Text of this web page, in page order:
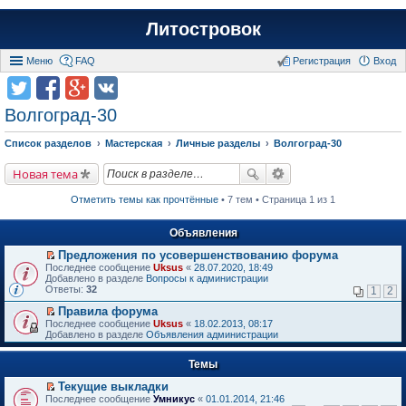
Литостровок
Меню FAQ Вход
Регистрация
Волгоград-30
Список разделов Мастерская Личные разделы Волгоград-30
Новая тема
Отметить темы как прочтённые • 7 тем • Страница 1 из 1
Объявления
П
е
р
й
т
и
к
п
в
о
Предложения по усовершенствованию форума
Последнее сообщение Uksus « 28.07.2020, 18:49
Добавлено в разделе Вопросы к администрации
Ответы: 32 1 2
П
е
р
е
т
и
к
Правила форума
Последнее сообщение Uksus « 18.02.2013, 08:17
Добавлено в разделе Объявления администрации
Темы
П
Текущие выкладки
Последнее сообщение Умникус « 01.01.2014, 21:46